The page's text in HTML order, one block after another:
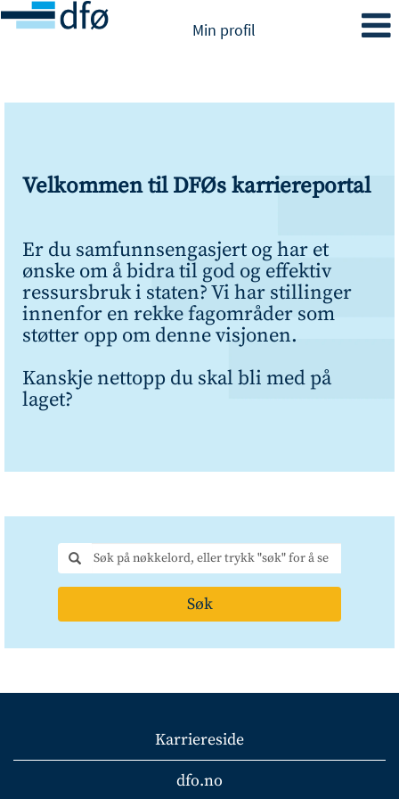
Min profil
Velkommen til DFØs karriereportal
Er du samfunnsengasjert og har et
ønske om å bidra til god og effektiv
ressursbruk i staten? Vi har stillinger
innenfor en rekke fagområder som
støtter opp om denne visjonen.
Kanskje nettopp du skal bli med på
laget?
Søk
Karriereside
dfo.no